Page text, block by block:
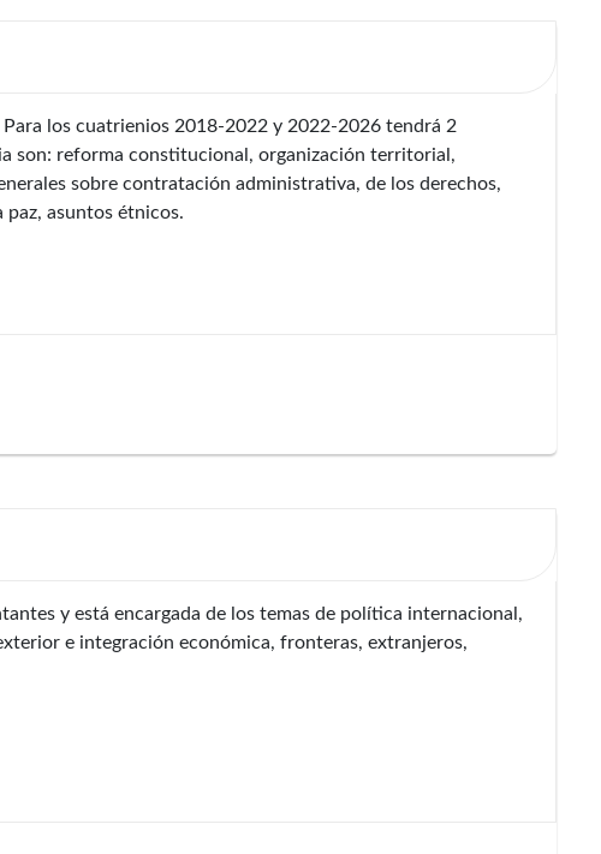
los cuatrienios 2018-2022 y 2022-2026 tendrá 2
son: reforma constitucional, organización territorial,
sobre contratación administrativa, de los derechos,
paz, asuntos étnicos.
y está encargada de los temas de política internacional,
e integración económica, fronteras, extranjeros,